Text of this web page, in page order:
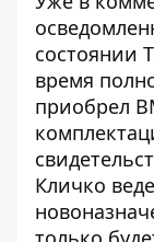
состоянии
время
приобрел
Кличко